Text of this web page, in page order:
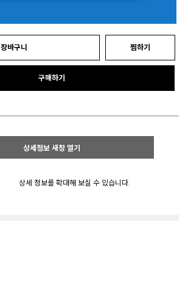
장바구니 찜하기
구매하기
상세정보 새창 열기
상세 정보를 확대해 보실 수 있습니다.